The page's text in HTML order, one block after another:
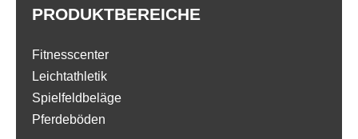
PRODUKTBEREICHE
Fitnesscenter
Leichtathletik
Spielfeldbeläge
Pferdeböden